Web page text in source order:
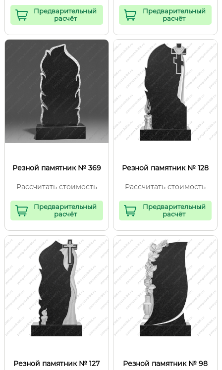
Предварительный
расчёт
Предварительный
расчёт
Резной памятник № 369
Рассчитать стоимость
Предварительный
расчёт
Резной памятник № 128
Рассчитать стоимость
Предварительный
расчёт
Резной памятник № 127 Резной памятник № 98